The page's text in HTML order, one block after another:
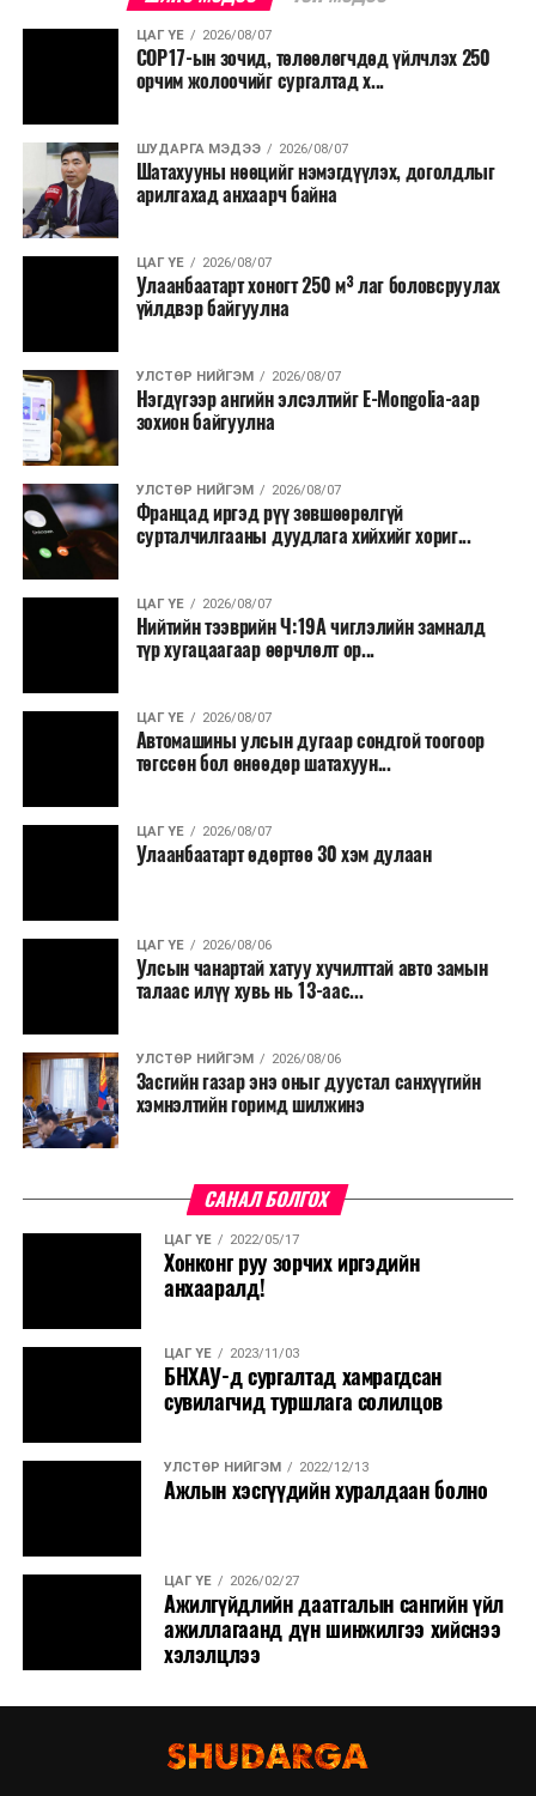
шийдвэртэйгээс бусад хурал, зөвлөгөөн, ой,
тэмдэглэлт өдөр, найр наадам, соёлын арга
Урьдчилан төлөвлөсөн төрийн өндөр албан
тушаалтны томилолтоос бусад гадаад
томилолт, гадаадын зочин хүлээн авах зардал;
Зайлшгүй шаардлагагүй тоног төхөөрөмж,
тавилга, автомашин худалдан авах;
Батлан хамгаалах, хууль зүйн салбараас бусад
Хуулиар заавал мэдээлэхээс бусад кино,
контент, хэвлэлийн зардал;
Заавал олгохоос бусад тэтгэмж, урамшуулал.
Санхүүгийн хэмнэлтийн горимыг 2026 оны
арванхоёрдугаар сарын 31 хүртэл мөрдөнө. Харин
эрүүл мэндийн салбар уг хэмнэлтийн горимд
хамрагдахгүй бөгөөд цэцэрлэг, сургуулийн хүүхдийн
эрт илрүүлэг, вакцинжуулалт, томуу, томуу төст
өвчний эсрэг арга хэмжээ зэрэг зайлшгүй
үргэлжилнэ гэж Ерөнхий сайд Н.Учрал онцоллоо.
Мөн бүх шатны төсвийн ерөнхийлөн захирагч нарт
салбар бүрдээ урсгал зардлыг 20 хувиар бууруулах,
нөхөн томилгоо хийхгүй байх, аялал, амралт, зугаалга,
хамт олны урлаг, спортын арга хэмжээг зохион
байгуулахгүй байх, төрийн албанд шинэ орон тоо бий
сургалтыг цахим хэлбэрт шилжүүлэх, төрийн албан
хаагчдыг зарим өдрүүдэд цахимаар ажиллуулах арга
хэмжээг үргэлжлүүлэхийг үүрэг болголоо.
Төсвийн сахилга бат сайжирч, эдийн засгийн нөхцөл
байдал хэвийн болсон тохиолдолд эдгээр
хязгаарлалтыг үе шаттайгаар сулруулах юм.
ЦАГ ҮЕ 2026/08/07
COP17-ын зочид, төлөөлөгчдөд үйлчлэх 250
орчим жолоочийг сургалтад х...
ШУДАРГА МЭДЭЭ 2026/08/07
Шатахууны нөөцийг нэмэгдүүлэх, доголдлыг
арилгахад анхаарч байна
ЦАГ ҮЕ 2026/08/07
Улаанбаатарт хоногт 250 м³ лаг боловсруулах
үйлдвэр байгуулна
УЛСТӨР НИЙГЭМ 2026/08/07
Нэгдүгээр ангийн элсэлтийг E-Mongolia-аар
зохион байгуулна
УЛСТӨР НИЙГЭМ 2026/08/07
Францад иргэд рүү зөвшөөрөлгүй
сурталчилгааны дуудлага хийхийг хориг...
ЦАГ ҮЕ 2026/08/07
Нийтийн тээврийн Ч:19А чиглэлийн замналд
түр хугацаагаар өөрчлөлт ор...
ЦАГ ҮЕ 2026/08/07
Автомашины улсын дугаар сондгой тоогоор
төгссөн бол өнөөдөр шатахуун...
ЦАГ ҮЕ 2026/08/07
Улаанбаатарт өдөртөө 30 хэм дулаан
ЦАГ ҮЕ 2026/08/06
Улсын чанартай хатуу хучилттай авто замын
талаас илүү хувь нь 13-аас...
УЛСТӨР НИЙГЭМ 2026/08/06
Засгийн газар энэ оныг дуустал санхүүгийн
хэмнэлтийн горимд шилжинэ
САНАЛ БОЛГОХ
ЦАГ ҮЕ 2022/05/17
Хонконг руу зорчих иргэдийн
анхааралд!
ЦАГ ҮЕ 2023/11/03
БНХАУ-д сургалтад хамрагдсан
сувилагчид туршлага солилцов
УЛСТӨР НИЙГЭМ 2022/12/13
Ажлын хэсгүүдийн хуралдаан болно
ЦАГ ҮЕ 2026/02/27
Ажилгүйдлийн даатгалын сангийн үйл
ажиллагаанд дүн шинжилгээ хийснээ
хэлэлцлээ